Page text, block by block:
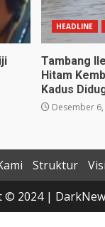
HEADLINE
Tambang
Hitam
Kadus
Desember
Struktur
© 2024 |